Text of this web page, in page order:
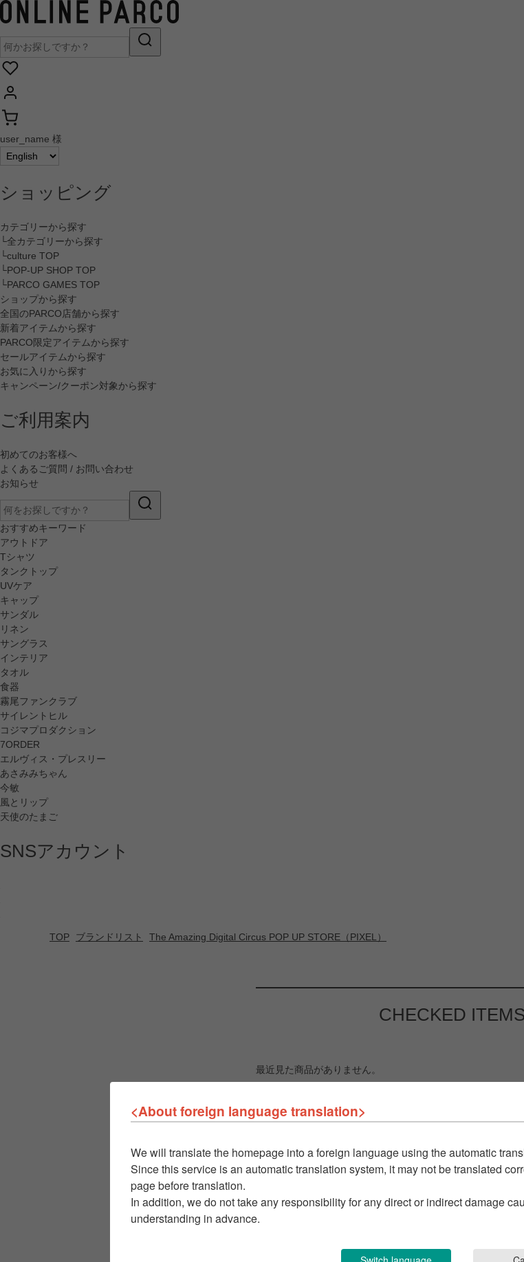
user_name 様
ショッピング
カテゴリーから探す
└全カテゴリーから探す
└culture TOP
└POP-UP SHOP TOP
└PARCO GAMES TOP
ショップから探す
全国のPARCO店舗から探す
新着アイテムから探す
PARCO限定アイテムから探す
セールアイテムから探す
お気に入りから探す
キャンペーン/クーポン対象から探す
ご利用案内
初めてのお客様へ
よくあるご質問 / お問い合わせ
お知らせ
おすすめキーワード
アウトドア
Tシャツ
タンクトップ
UVケア
キャップ
サンダル
リネン
サングラス
インテリア
タオル
食器
霧尾ファンクラブ
サイレントヒル
コジマプロダクション
7ORDER
エルヴィス・プレスリー
あさみみちゃん
今敏
風とリップ
天使のたまご
SNSアカウント
TOP ブランドリスト The Amazing Digital Circus POP UP STORE（PIXEL）
CHECKED ITEMS
最近見た商品がありません。
<About foreign language translation>
We will translate the homepage into a foreign language using the automatic
Since this service is an automatic translation system, it may not be translated
page before translation.
In addition, we do not take any responsibility for any direct or indirect damage
understanding in advance.